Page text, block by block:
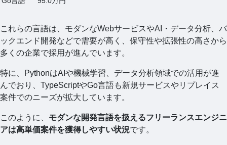
これらの言語は、モダンなWebサービスやAI・データ分析、バ
ックエンド開発などで需要が高く、保守性や拡張性の高さから
多くの企業で採用が進んでいます。
特に、PythonはAIや機械学習、データ分析領域での活用が進
んでおり、TypeScriptやGo言語も新規サービスやリプレイス
案件でのニーズが拡大しています。
このように、 モダンな開発言語を扱えるフリーランスエンジニ
アは高単価案件を獲得しやすい状況です。